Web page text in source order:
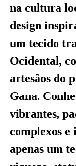
na cultura
design
um tecido
Ocidental,
artesãos do
Gana.
vibrantes,
complexos e
apenas um